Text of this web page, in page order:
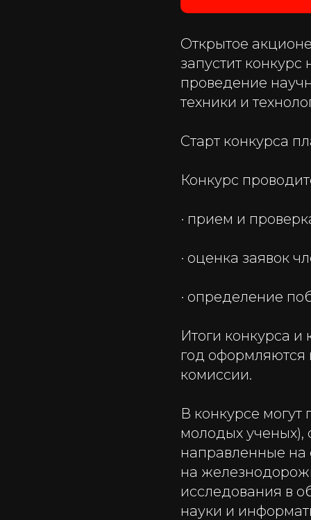
Открытое
запустит
проведение
техники и
Старт конкурса
Конкурс
· прием и
· оценка заявок
· определение
Итоги конкурса
год оформляются
комиссии.
В конкурсе
молодых
направленные на
на
исследования в
науки и